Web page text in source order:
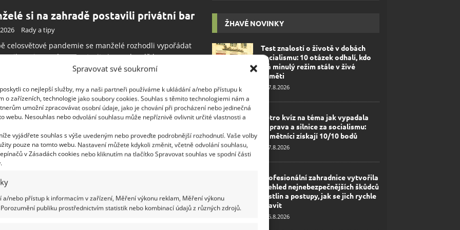
Spravovat své soukromí
co nejlepší služby, my a naši partneři používáme k ukládání a/nebo přístupu k
o zařízeních, technologie jako soubory cookies. Souhlas s těmito technologiemi nám a
umožní zpracovávat osobní údaje, jako je chování při procházení nebo jedinečná
webu. Nesouhlas nebo odvolání souhlasu může nepříznivě ovlivnit určité vlastnosti a
vyjádřete souhlas s výše uvedeným nebo proveďte podrobnější rozhodnutí. Vaše volby
pouze na tomto webu. Nastavení můžete kdykoli změnit, včetně odvolání souhlasu,
v Zásadách cookies nebo kliknutím na tlačítko Spravovat souhlas ve spodní části
a/nebo přístup k informacím v zařízení, Měření výkonu reklam, Měření výkonu
publiku prostřednictvím statistik nebo kombinací údajů z různých zdrojů.
si na zahradě postavili privátní bar
Rady a tipy
celosvětové pandemie se manželé rozhodli vypořádat
po svém a postavit si na zahradě bar.
vytvořili dokonalý prostor pro přátele a rodinu.
vlastnoručně přestavěly zahradní
na útulné bydlení, které nyní
hostům
zanedbaný zahradní domek na pohodlné ubytování k
přes platformu Airbnb se rozhodly dvě ženy. Ukazují
i svou kulturu. Dvě ženy z USA, přítelkyně
ŽHAVÉ NOVINKY
Test znalostí o životě v dobách
socialismu: 10 otázek odhalí, kdo
má minulý režim stále v živé
paměti
7.8.2026
Retro kvíz na téma jak vypadala
doprava a silnice za socialismu:
Pamětníci získají 10/10 bodů
7.8.2026
Profesionální zahradnice vytvořila
přehled nejnebezpečnějších škůdců
rostlin a postupy, jak se jich rychle
zbavit
6.8.2026